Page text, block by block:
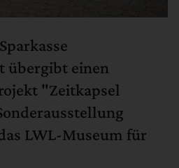
übergibt einen
"Zeitkapsel
LWL-Museum für